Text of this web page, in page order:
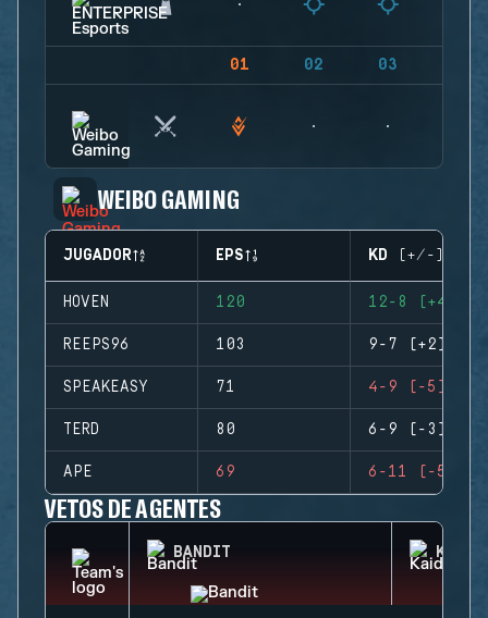
01 02 03
WEIBO GAMING
JUGADOR EPS KD (+/-)
HOVEN 120 12-8 (+4)
REEPS96 103 9-7 (+2)
SPEAKEASY 71 4-9 (-5)
TERD 80 6-9 (-3)
APE 69 6-11 (-5)
VETOS DE AGENTES
BANDIT KAID